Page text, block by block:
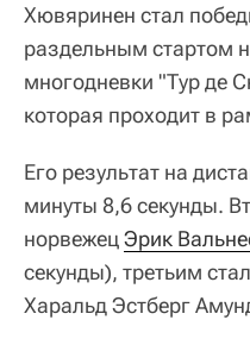
Хювяринен стал
раздельным стартом
многодневки "Тур де
которая проходит в
Его результат на
минуты 8,6 секунды.
норвежецЭрик
секунды), третьим
Харальд Эстберг